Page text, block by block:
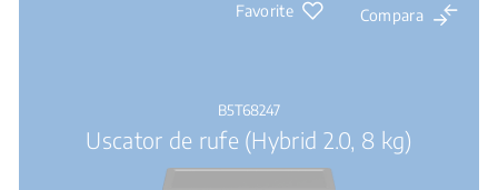
Favorite Compara
B5T68247
Uscator de rufe (Hybrid 2.0, 8 kg)